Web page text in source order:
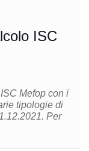
ISC
Mefop con i
tipologie di
Per